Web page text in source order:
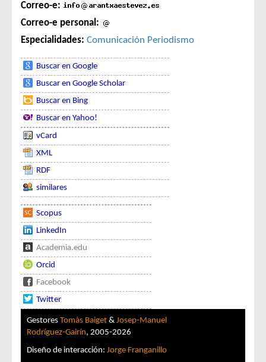
Correo-e:
Correo-e personal:
Especialidades: Comunicación Periodismo
Buscar en Google
Buscar en Google Scholar
Buscar en Bing
Buscar en Yahoo!
vCard
XML
RDF
similares
Scopus
LinkedIn
Academia.edu
Orcid
Facebook
Twitter
Gestores Tomàs Baiget & Josep-Manuel
Rodríguez-Gairín, 2005-2026
Diseño de interacción: Jorge Franganillo